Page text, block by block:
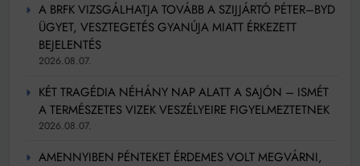
A BRFK VIZSGÁLHATJA TOVÁBB A SZIJJÁRTÓ PÉTER–BYD
ÜGYET, VESZTEGETÉS GYANÚJA MIATT ÉRKEZETT
BEJELENTÉS
2026.08.07.
KÉT TRAGÉDIA NÉHÁNY NAP ALATT A SAJÓN – ISMÉT
A TERMÉSZETES VIZEK VESZÉLYEIRE FIGYELMEZTETNEK
2026.08.07.
AMENNYIBEN PÉNTEKET ÉRDEMES VOLT MEGVÁRNI,